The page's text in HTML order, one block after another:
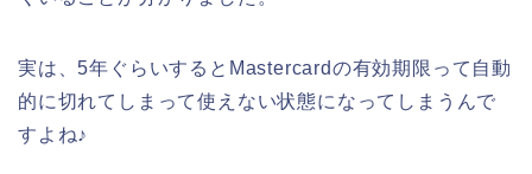
実は、5年ぐらいするとMastercardの有効期限って自動
的に切れてしまって使えない状態になってしまうんで
すよね♪